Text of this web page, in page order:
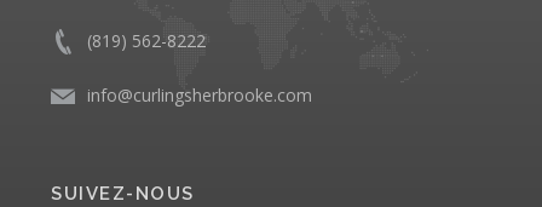
(819) 562-8222
info@curlingsherbrooke.com
SUIVEZ-NOUS